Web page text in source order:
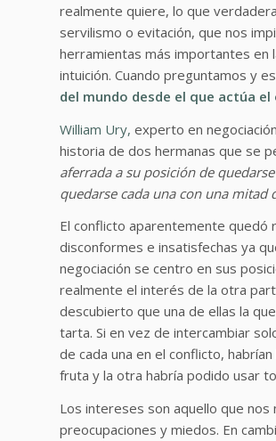
realmente quiere, lo que
servilismo o evitación, que nos
herramientas más importantes en
intuición. Cuando preguntamos y
del mundo desde el que actúa
William Ury, experto en
historia de dos hermanas que se
aferrada a su posición de
quedarse cada una con una mitad
El conflicto aparentemente quedó
disconformes e insatisfechas ya
negociación se centro en sus
realmente el interés de la otra
descubierto que una de ellas la
tarta. Si en vez de intercambiar
de cada una en el conflicto,
fruta y la otra habría podido usar
Los intereses son aquello que
preocupaciones y miedos. En